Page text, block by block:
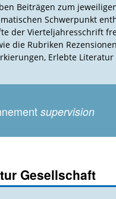
Beiträgen zum
Schwerpunkt
der Vierteljahresschrift
die Rubriken
Erlebte Literatur
supervision
Gesellschaft